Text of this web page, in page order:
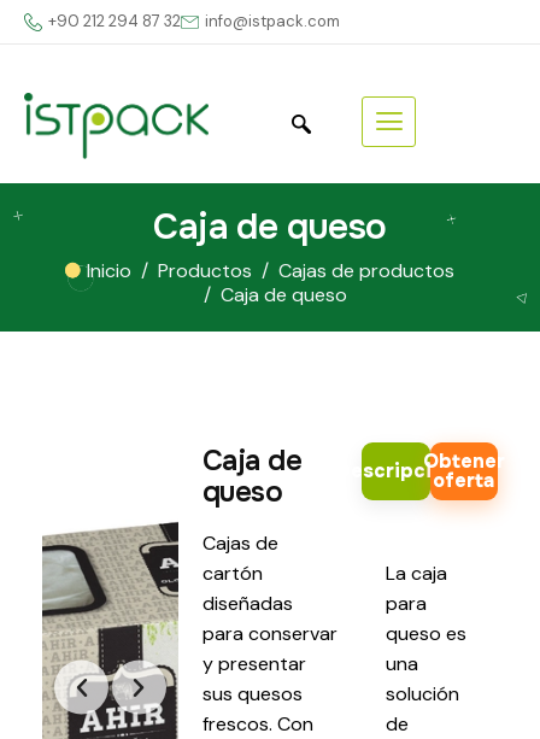
+90 212 294 87 32 info@istpack.com
Caja de queso
Inicio Productos
Cajas de productos
Caja de queso
Caja de
queso
Cajas de
cartón
diseñadas
para conservar
y presentar
sus quesos
frescos. Con
DescripciónObtener
oferta
La caja
para
queso es
una
solución
de